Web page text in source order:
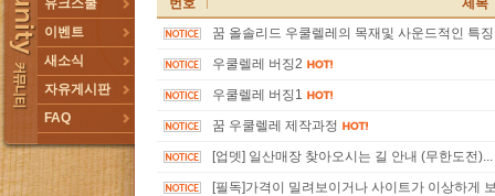
유크스쿨
이벤트
새소식
자유게시판
FAQ
번호
제목
꿈 올솔리드 우쿨렐레의 목재및 사운드적인 특
우쿨렐레 버징2
우쿨렐레 버징1
꿈 우쿨렐레 제작과정
[업뎃] 일산매장 찾아오시는 길 안내 (무한도전)...
[필독]가격이 밀려보이거나 사이트가 이상하게